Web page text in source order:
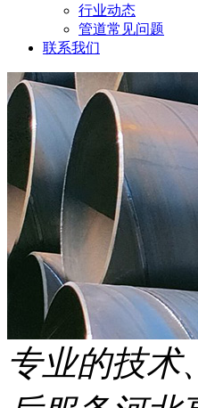
行业动态
管道常见问题
联系我们
专业的技术